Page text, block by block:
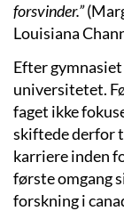
forsvinder.”
Louisiana
Efter
universitetet.
faget ikke
skiftede derfor
karriere inden
første omgang
forskning i